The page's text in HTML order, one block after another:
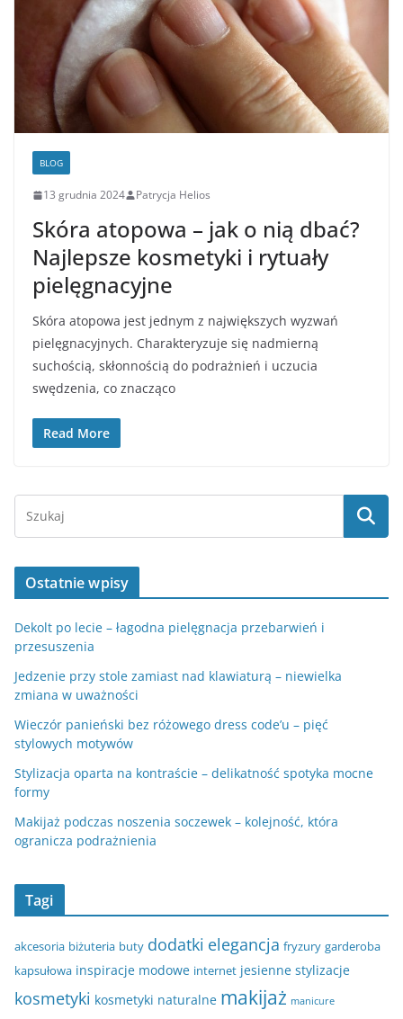
BLOG
13 grudnia 2024 Patrycja Helios
Skóra atopowa – jak o nią dbać?
Najlepsze kosmetyki i rytuały
pielęgnacyjne
Skóra atopowa jest jednym z największych wyzwań
pielęgnacyjnych. Charakteryzuje się nadmierną
suchością, skłonnością do podrażnień i uczucia
swędzenia, co znacząco
Read More
Ostatnie wpisy
Dekolt po lecie – łagodna pielęgnacja przebarwień i
przesuszenia
Jedzenie przy stole zamiast nad klawiaturą – niewielka
zmiana w uważności
Wieczór panieński bez różowego dress code’u – pięć
stylowych motywów
Stylizacja oparta na kontraście – delikatność spotyka mocne
formy
Makijaż podczas noszenia soczewek – kolejność, która
ogranicza podrażnienia
Tagi
akcesoria biżuteria buty dodatki elegancja fryzury garderoba
kapsułowa inspiracje modowe internet jesienne stylizacje
kosmetyki kosmetyki naturalne makijaż manicure